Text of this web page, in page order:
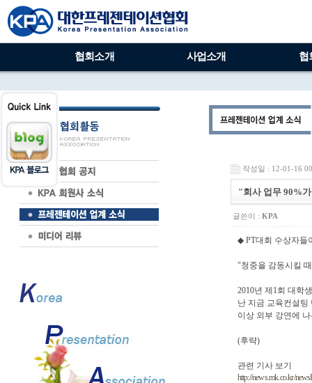
협회소개 사업소개 협
작성일 : 12-01-16
"회사 업무 90%
글쓴이 : KPA
◆ PT대회 수상자
"청중을 감동시킬
2010년 제1회 대학
난 지금 교육컨설팅
이상 외부 강연에
(후략)
관련 기사 보기
http://news.mk.co.kr/